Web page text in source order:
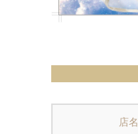
店名